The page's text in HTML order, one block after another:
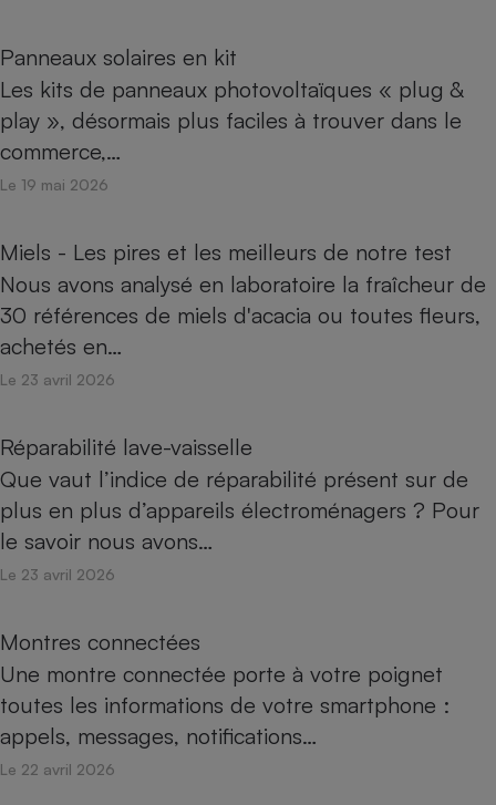
Panneaux solaires en kit
Les kits de panneaux photovoltaïques « plug &
play », désormais plus faciles à trouver dans le
commerce,…
Le 19 mai 2026
Miels - Les pires et les meilleurs de notre test
Nous avons analysé en laboratoire la fraîcheur de
30 références de miels d'acacia ou toutes fleurs,
achetés en…
Le 23 avril 2026
Réparabilité lave-vaisselle
Que vaut l’indice de réparabilité présent sur de
plus en plus d’appareils électroménagers ? Pour
le savoir nous avons…
Le 23 avril 2026
Montres connectées
Une montre connectée porte à votre poignet
toutes les informations de votre smartphone :
appels, messages, notifications…
Le 22 avril 2026